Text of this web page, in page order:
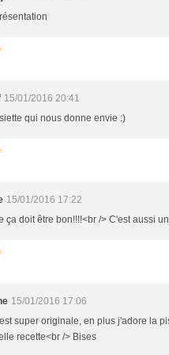
15/01/2016 20:41
qui nous donne envie :)
15/01/2016 17:22
ça doit être bon!!!!<br /> C'est aussi
15/01/2016 17:06
super originale, en plus j'adore la
recette<br /> Bises